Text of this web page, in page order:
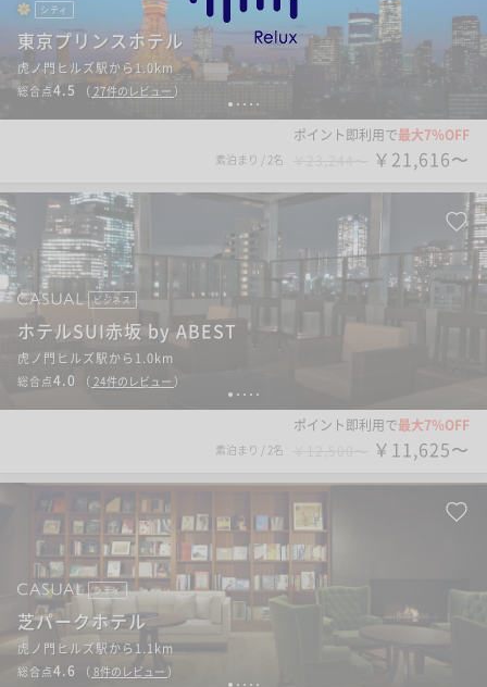
1 2 3 4 5
シティ
東京プリンスホテル
虎ノ門ヒルズ駅から1.0km
総合点4.5 （ 27件のレビュー ）
ポイント即利用で最大7％OFF
素泊まり / 2名 ￥21,616〜
1 2 3 4 5
ビジネス
ホテルSUI赤坂 by ABEST
虎ノ門ヒルズ駅から1.0km
総合点4.0 （ 24件のレビュー ）
ポイント即利用で最大7％OFF
素泊まり / 2名 ￥11,625〜
シティ
芝パークホテル
虎ノ門ヒルズ駅から1.1km
総合点4.6 （ 8件のレビュー ）